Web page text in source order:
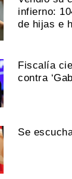
infierno:
de hijas e
Fiscalía
contra
Se